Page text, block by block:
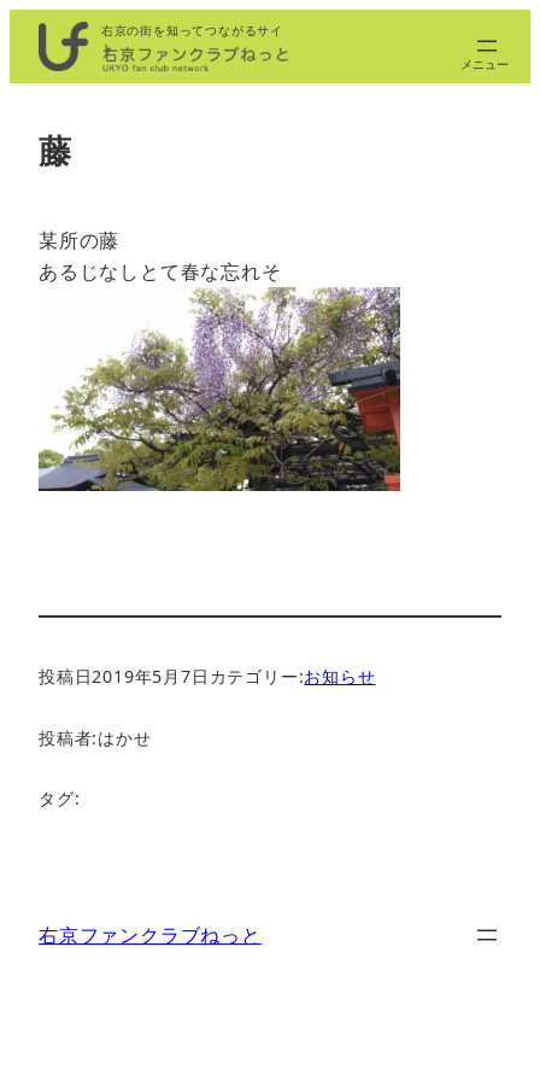
を
右京の街を知ってつながるサイ
ト
藤
某所の藤
あるじなしとて春な忘れそ
投稿日2019年5月7日 カテゴリー:お知らせ
投稿者:はかせ
タグ:
右京ファンクラブねっと